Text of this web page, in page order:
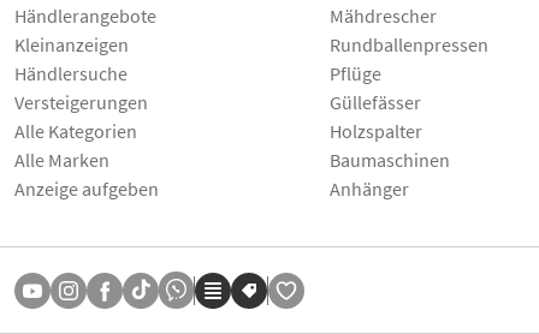
Händlerangebote
Kleinanzeigen
Händlersuche
Versteigerungen
Alle Kategorien
Alle Marken
Anzeige aufgeben
Mähdrescher
Rundballenpressen
Pflüge
Güllefässer
Holzspalter
Baumaschinen
Anhänger